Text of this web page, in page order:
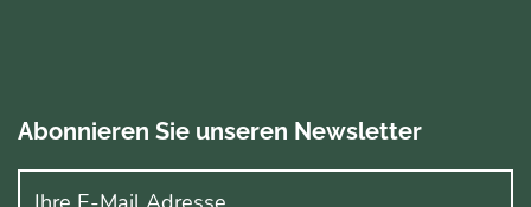
Abonnieren Sie unseren Newsletter